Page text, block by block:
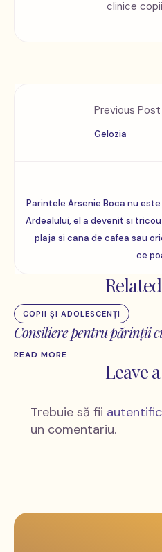
clinice
Previous Post
Gelozia
Parintele Arsenie Boca nu
Ardealului, el a devenit si
plaja si cana de cafea sau
ce
COPII ȘI ADOLESCENȚI
Consiliere pentru părinții
READ MORE
Leave
Trebuie să fii
un comentariu.